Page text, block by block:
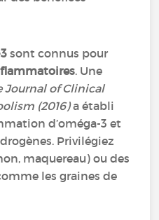
sont connus pour
. Une
Journal of Clinical
(2016)a établi
d’oméga-3 et
Privilégiez
maquereau) ou des
les graines de